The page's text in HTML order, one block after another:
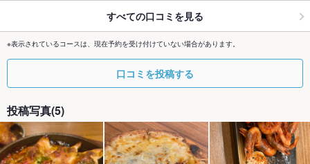
すべての口コミを見る
※表示されているコースは、現在予約を受け付けていない場合があります。
口コミを投稿する
投稿写真(5)